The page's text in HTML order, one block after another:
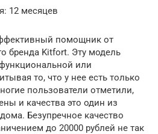
12 месяцев
помощник от
бренда Kitfort. Эту модель
или
то, что у нее есть только
пользователи отметили,
и качества это один из
Безупречное качество
до 20000 рублей не так